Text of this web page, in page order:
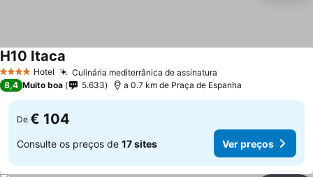
4 EstrelasHotel Culinária mediterrânica de assinatura
H10 Itaca
8,4 Muito boa 5.633 a 0.7 km de Praça de Espanha
De € 104
Consulte os preços de 17 sites Ver preços